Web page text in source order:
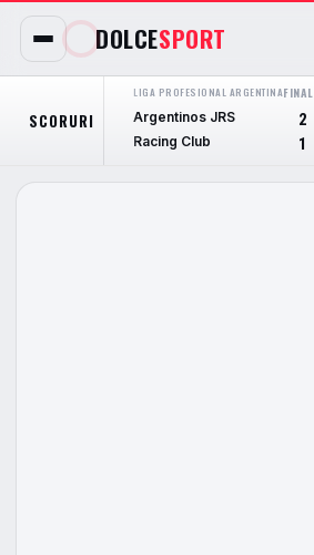
DOLCESPORT
SCORURI
LIGA PROFESIONAL ARGENTINAFINAL
Argentinos JRS
2
Racing Club 1